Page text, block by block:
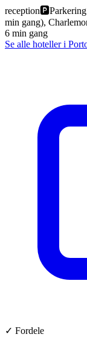
reception🅿️Parkering
min gang),
6 min gang
Se alle hoteller i
✓ Fordele